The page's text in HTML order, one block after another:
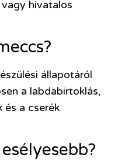
vagy hivatalos
állapotáról
a labdabirtoklás,
és a cserék